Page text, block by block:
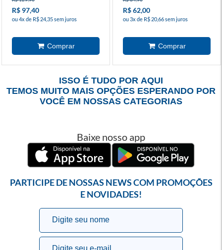
R$ 97,40
ou 4x de R$ 24,35 sem juros
R$ 62,00
ou 3x de R$ 20,66 sem juros
ISSO É TUDO POR AQUI
TEMOS MUITO MAIS OPÇÕES ESPERANDO POR
VOCÊ EM NOSSAS CATEGORIAS
Baixe nosso app
PARTICIPE DE NOSSAS NEWS COM PROMOÇÕES
E NOVIDADES!